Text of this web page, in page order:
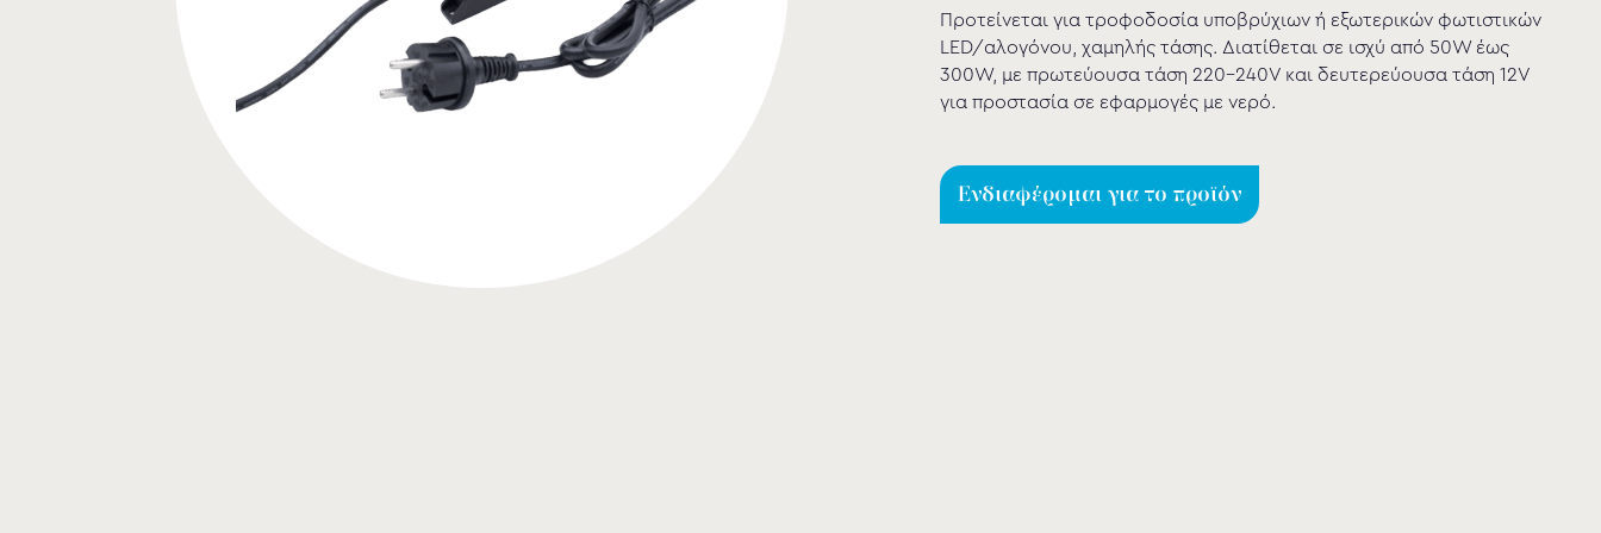
Προτείνεται για τροφοδοσία υποβρύχιων ή εξωτερικών φωτιστικών
LED/αλογόνου, χαμηλής τάσης. Διατίθεται σε ισχύ από 50W έως
300W, με πρωτεύουσα τάση 220-240V και δευτερεύουσα τάση 12V
για προστασία σε εφαρμογές με νερό.
Ενδιαφέρομαι για το προϊόν